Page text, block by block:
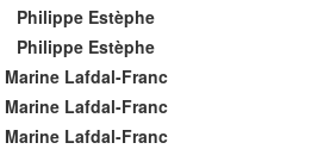
Philippe Estèphe
Philippe Estèphe
Marine Lafdal-Franc
Marine Lafdal-Franc
Marine Lafdal-Franc